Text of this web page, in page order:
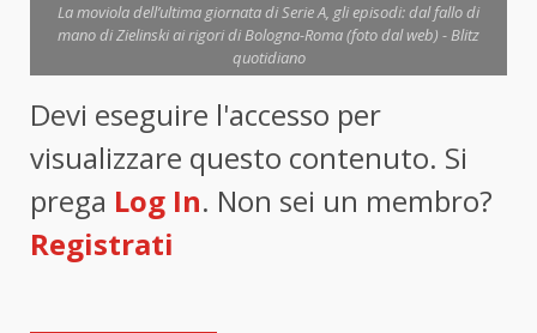
La moviola dell’ultima giornata di Serie A, gli episodi: dal fallo di
mano di Zielinski ai rigori di Bologna-Roma (foto dal web) - Blitz
quotidiano
Devi eseguire l'accesso per
visualizzare questo contenuto. Si
prega Log In. Non sei un membro?
Registrati